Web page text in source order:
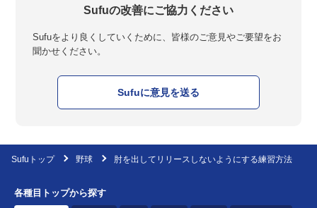
Sufuの改善にご協力ください
Sufuをより良くしていくために、皆様のご意見やご要望をお
聞かせください。
Sufuに意見を送る
Sufuトップ 野球 肘を出してリリースしないようにする練習方法
各種目トップから探す